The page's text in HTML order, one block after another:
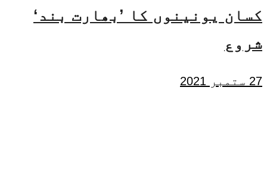
کسان یونینوں کا ’بھارت بند‘
شروع
27 ستمبر 2021